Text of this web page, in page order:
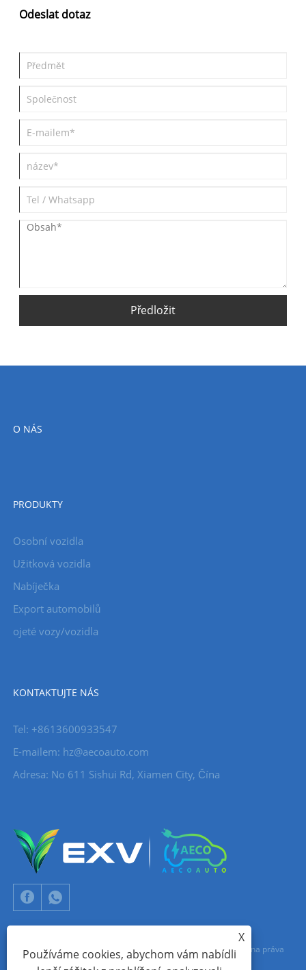
o instalaci této nabíjecí stanice a proč je to skvělá investice pro
majitele EV.
Odeslat dotaz
Předložit
O NÁS
PRODUKTY
Osobní vozidla
Užitková vozidla
Nabíječka
Export automobilů
ojeté vozy/vozidla
KONTAKTUJTE NÁS
Tel: +8613600933547
E-mailem: hz@aecoauto.com
Adresa: No 611 Sishui Rd, Xiamen City, Čína
Copyright © 2024 Xiamen Aecoauto Technology Co., Ltd. Všechna práva
X
Používáme cookies, abychom vám nabídli